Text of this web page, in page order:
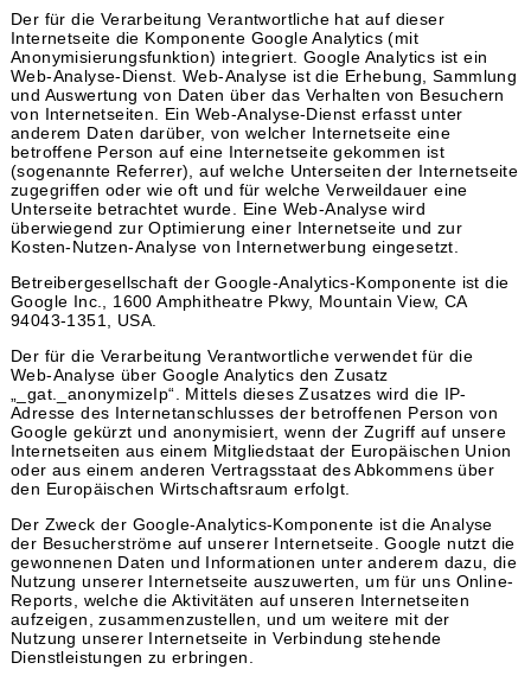
Der für die Verarbeitung Verantwortliche hat auf dieser
Internetseite die Komponente Google Analytics (mit
Anonymisierungsfunktion) integriert. Google Analytics ist ein
Web-Analyse-Dienst. Web-Analyse ist die Erhebung, Sammlung
und Auswertung von Daten über das Verhalten von Besuchern
von Internetseiten. Ein Web-Analyse-Dienst erfasst unter
anderem Daten darüber, von welcher Internetseite eine
betroffene Person auf eine Internetseite gekommen ist
(sogenannte Referrer), auf welche Unterseiten der Internetseite
zugegriffen oder wie oft und für welche Verweildauer eine
Unterseite betrachtet wurde. Eine Web-Analyse wird
überwiegend zur Optimierung einer Internetseite und zur
Kosten-Nutzen-Analyse von Internetwerbung eingesetzt.
Betreibergesellschaft der Google-Analytics-Komponente ist die
Google Inc., 1600 Amphitheatre Pkwy, Mountain View, CA
94043-1351, USA.
Der für die Verarbeitung Verantwortliche verwendet für die
Web-Analyse über Google Analytics den Zusatz
„_gat._anonymizeIp“. Mittels dieses Zusatzes wird die IP-
Adresse des Internetanschlusses der betroffenen Person von
Google gekürzt und anonymisiert, wenn der Zugriff auf unsere
Internetseiten aus einem Mitgliedstaat der Europäischen Union
oder aus einem anderen Vertragsstaat des Abkommens über
den Europäischen Wirtschaftsraum erfolgt.
Der Zweck der Google-Analytics-Komponente ist die Analyse
der Besucherströme auf unserer Internetseite. Google nutzt die
gewonnenen Daten und Informationen unter anderem dazu, die
Nutzung unserer Internetseite auszuwerten, um für uns Online-
Reports, welche die Aktivitäten auf unseren Internetseiten
aufzeigen, zusammenzustellen, und um weitere mit der
Nutzung unserer Internetseite in Verbindung stehende
Dienstleistungen zu erbringen.